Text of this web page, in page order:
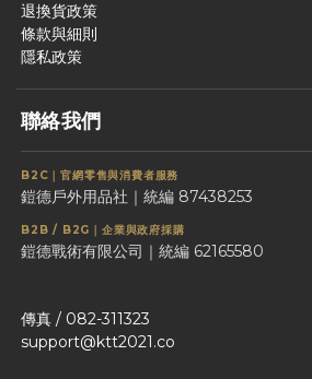
退換貨政策
條款與細則
隱私政策
聯絡我們
B2C｜官網零售與消費者服務
鎧德戶外用品社｜統編 87438253
B2B / B2G｜企業與政府採購
鎧德戰術有限公司｜統編 62165580
傳真 / 082-311323
support@ktt2021.co